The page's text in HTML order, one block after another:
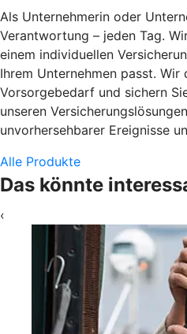
Als Unternehmerin oder
Verantwortung – jeden Tag.
einem individuellen
Ihrem Unternehmen passt.
Vorsorgebedarf und sichern
unseren
unvorhersehbarer Ereignisse
Alle Produkte
Das könnte
‹